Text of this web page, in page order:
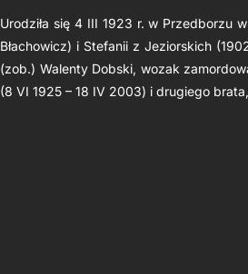
Urodziła się 4 III 1923 r. w Przedborzu
Błachowicz) i Stefanii z Jeziorskich
(zob.) Walenty Dobski, wozak
(8 VI 1925 – 18 IV 2003) i drugiego